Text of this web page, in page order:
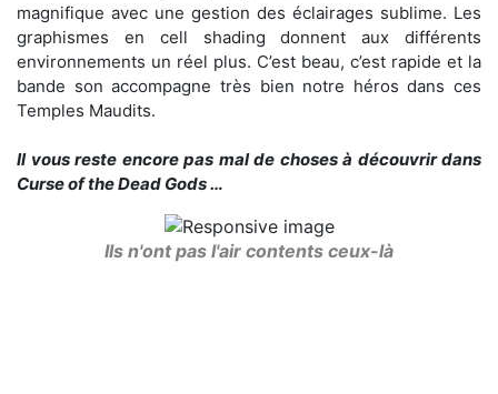
magnifique avec une gestion des éclairages sublime. Les
graphismes en cell shading donnent aux différents
environnements un réel plus. C’est beau, c’est rapide et la
bande son accompagne très bien notre héros dans ces
Temples Maudits.
Il vous reste encore pas mal de choses à découvrir dans
Curse of the Dead Gods …
Ils n'ont pas l'air contents ceux-là